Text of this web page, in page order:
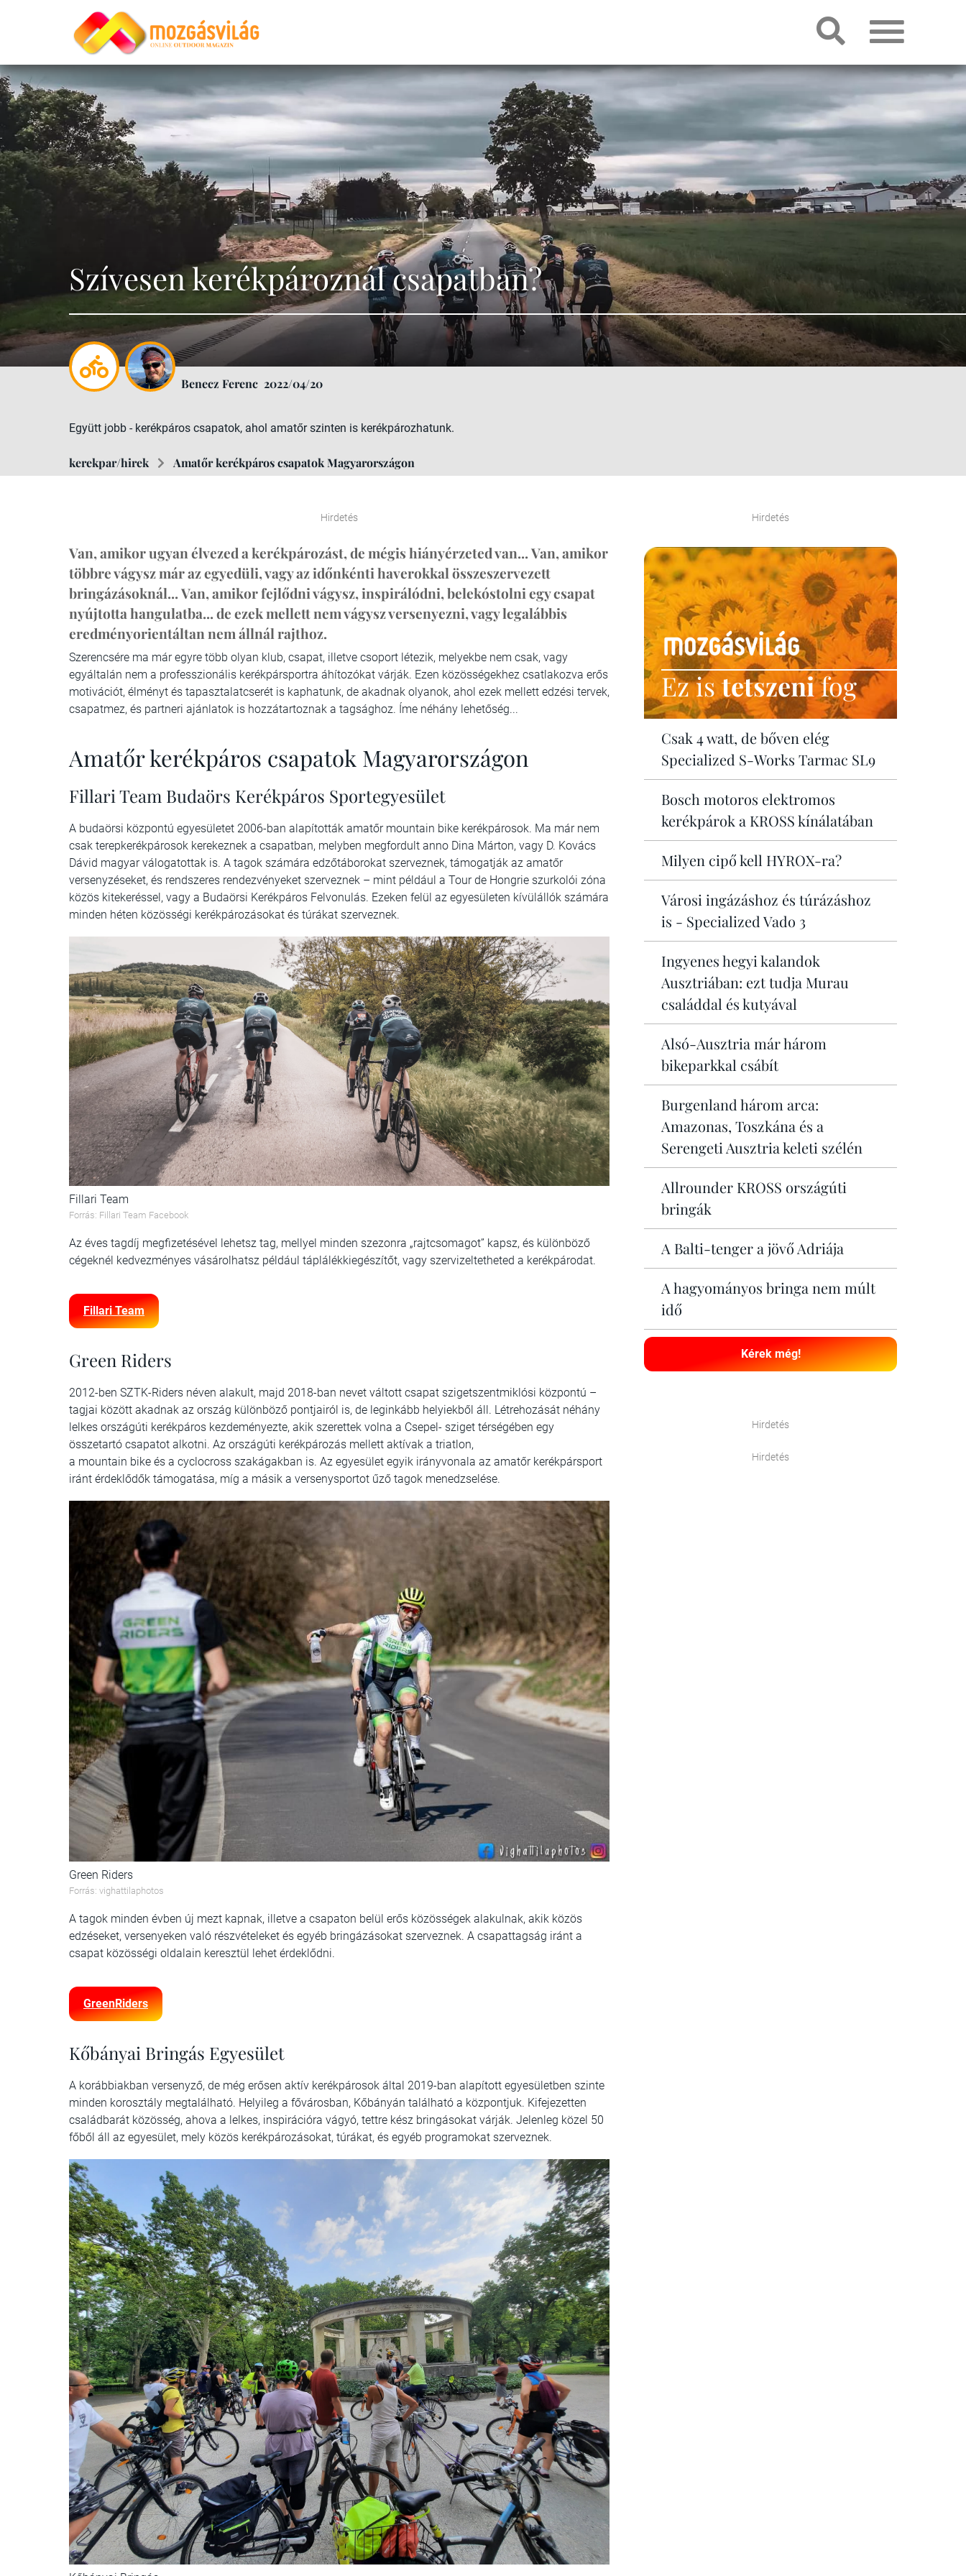
Szívesen kerékpároznál csapatban?
Benecz Ferenc 2022/04/20
Együtt jobb - kerékpáros csapatok, ahol amatőr szinten is kerékpározhatunk.
kerekpar/hirek Amatőr kerékpáros csapatok Magyarországon
Hirdetés
Van, amikor ugyan élvezed a kerékpározást, de mégis hiányérzeted van... Van, amikor
többre vágysz már az egyedüli, vagy az időnkénti haverokkal összeszervezett
bringázásoknál... Van, amikor fejlődni vágysz, inspirálódni, belekóstolni egy csapat
nyújtotta hangulatba... de ezek mellett nem vágysz versenyezni, vagy legalábbis
eredményorientáltan nem állnál rajthoz.
Szerencsére ma már egyre több olyan klub, csapat, illetve csoport létezik, melyekbe nem csak, vagy
egyáltalán nem a professzionális kerékpársportra áhítozókat várják. Ezen közösségekhez csatlakozva erős
motivációt, élményt és tapasztalatcserét is kaphatunk, de akadnak olyanok, ahol ezek mellett edzési tervek,
csapatmez, és partneri ajánlatok is hozzátartoznak a tagsághoz. Íme néhány lehetőség...
Amatőr kerékpáros csapatok Magyarországon
Fillari Team Budaörs Kerékpáros Sportegyesület
A budaörsi központú egyesületet 2006-ban alapították amatőr mountain bike kerékpárosok. Ma már nem
csak terepkerékpárosok kerekeznek a csapatban, melyben megfordult anno Dina Márton, vagy D. Kovács
Dávid magyar válogatottak is. A tagok számára edzőtáborokat szerveznek, támogatják az amatőr
versenyzéseket, és rendszeres rendezvényeket szerveznek – mint például a Tour de Hongrie szurkolói zóna
közös kitekeréssel, vagy a Budaörsi Kerékpáros Felvonulás. Ezeken felül az egyesületen kívülállók számára
minden héten közösségi kerékpározásokat és túrákat szerveznek.
Fillari Team
Forrás: Fillari Team Facebook
Az éves tagdíj megfizetésével lehetsz tag, mellyel minden szezonra „rajtcsomagot” kapsz, és különböző
cégeknél kedvezményes vásárolhatsz például táplálékkiegészítőt, vagy szervizeltetheted a kerékpárodat.
Fillari Team
Green Riders
2012-ben SZTK-Riders néven alakult, majd 2018-ban nevet váltott csapat szigetszentmiklósi központú –
tagjai között akadnak az ország különböző pontjairól is, de leginkább helyiekből áll. Létrehozását néhány
lelkes országúti kerékpáros kezdeményezte, akik szerettek volna a Csepel- sziget térségében egy
összetartó csapatot alkotni. Az országúti kerékpározás mellett aktívak a triatlon,
a mountain bike és a cyclocross szakágakban is. Az egyesület egyik irányvonala az amatőr kerékpársport
iránt érdeklődők támogatása, míg a másik a versenysportot űző tagok menedzselése.
Green Riders
Forrás: vighattilaphotos
A tagok minden évben új mezt kapnak, illetve a csapaton belül erős közösségek alakulnak, akik közös
edzéseket, versenyeken való részvételeket és egyéb bringázásokat szerveznek. A csapattagság iránt a
csapat közösségi oldalain keresztül lehet érdeklődni.
GreenRiders
Kőbányai Bringás Egyesület
A korábbiakban versenyző, de még erősen aktív kerékpárosok által 2019-ban alapított egyesületben szinte
minden korosztály megtalálható. Helyileg a fővárosban, Kőbányán található a központjuk. Kifejezetten
családbarát közösség, ahova a lelkes, inspirációra vágyó, tettre kész bringásokat várják. Jelenleg közel 50
főből áll az egyesület, mely közös kerékpározásokat, túrákat, és egyéb programokat szerveznek.
Hirdetés
Ez istetszenifog
Csak 4 watt, de bőven elég
Specialized S-Works Tarmac SL9
Bosch motoros elektromos
kerékpárok a KROSS kínálatában
Milyen cipő kell HYROX-ra?
Városi ingázáshoz és túrázáshoz
is - Specialized Vado 3
Ingyenes hegyi kalandok
Ausztriában: ezt tudja Murau
családdal és kutyával
Alsó-Ausztria már három
bikeparkkal csábít
Burgenland három arca:
Amazonas, Toszkána és a
Serengeti Ausztria keleti szélén
Allrounder KROSS országúti
bringák
A Balti-tenger a jövő Adriája
A hagyományos bringa nem múlt
idő
Kérek még!
Hirdetés
Hirdetés